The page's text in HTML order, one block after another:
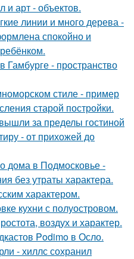
и арт - объектов.
линии и много дерева -
спокойно и
Гамбурге - пространство
стиле - пример
старой постройки.
за пределы гостиной
- от прихожей до
дома в Подмосковье -
без утраты характера.
характером.
кухни с полуостровом.
воздух и характер.
Podimo в Осло.
- хиллс сохранил